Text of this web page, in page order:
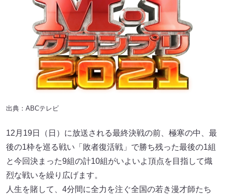
出典：ABCテレビ
12月19日（日）に放送される最終決戦の前、極寒の中、最
後の1枠を巡る戦い「敗者復活戦」で勝ち残った最後の1組
と今回決まった9組の計10組がいよいよ頂点を目指して熾
烈な戦いを繰り広げます。
人生を賭して、4分間に全力を注ぐ全国の若き漫才師たち